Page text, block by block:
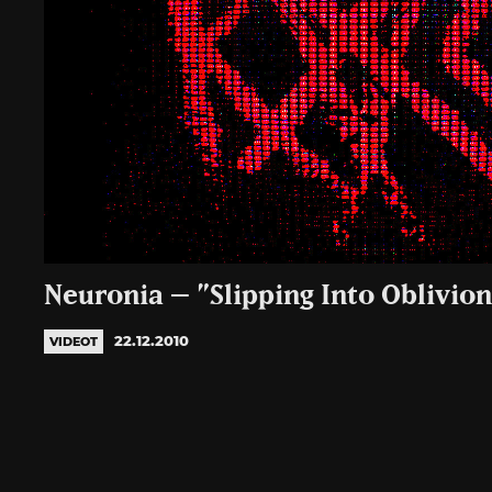
Neuronia – ”Slipping Into
VIDEOT 22.12.2010